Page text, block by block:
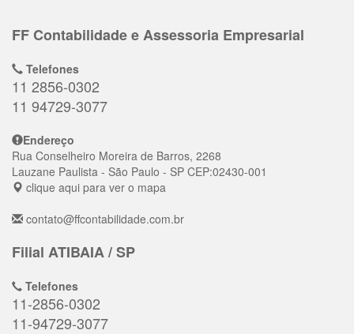
FF Contabilidade e Assessoria Empresarial
Telefones
11 2856-0302
11 94729-3077
Endereço
Rua Conselheiro Moreira de Barros, 2268
Lauzane Paulista - São Paulo - SP CEP:02430-001
clique aqui para ver o mapa
contato@ffcontabilidade.com.br
Filial ATIBAIA / SP
Telefones
11-2856-0302
11-94729-3077